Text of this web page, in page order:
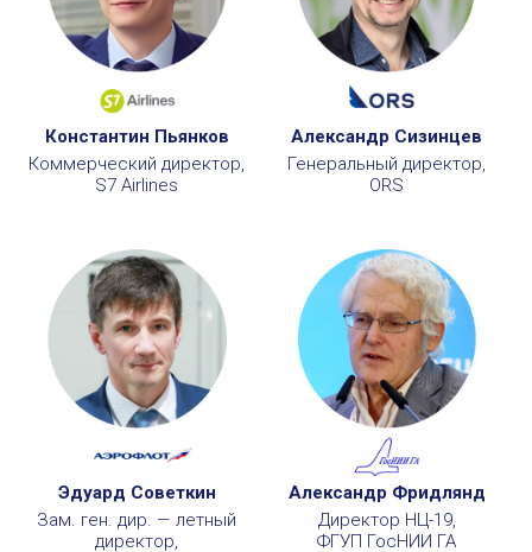
Константин Пьянков
Коммерческий директор,
S7 Airlines
Александр Сизинцев
Генеральный директор,
ORS
Эдуард Советкин
Зам. ген. дир. — летный
директор,
Александр Фридлянд
Директор НЦ-19,
ФГУП ГосНИИ ГА